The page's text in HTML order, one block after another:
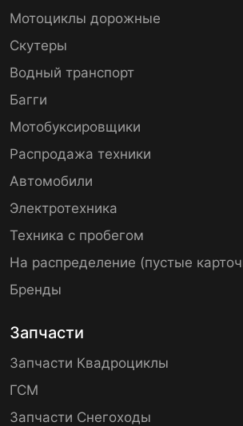
Мотоциклы дорожные
Скутеры
Водный транспорт
Багги
Мотобуксировщики
Распродажа техники
Автомобили
Электротехника
Техника с пробегом
На распределение (пустые
Бренды
Запчасти
Запчасти Квадроциклы
ГСМ
Запчасти Снегоходы